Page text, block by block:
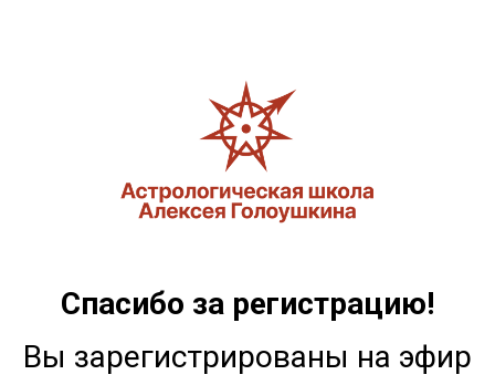
Спасибо за регистрацию!
Вы зарегистрированы на эфир